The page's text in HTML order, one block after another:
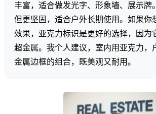
丰富，适合做发光字、形象墙、展示牌
但更坚固，适合户外长期使用。如果你
效果，亚克力标识是更好的选择，因为
超金属。我个人建议，室内用亚克力，
金属边框的组合，既美观又耐用。